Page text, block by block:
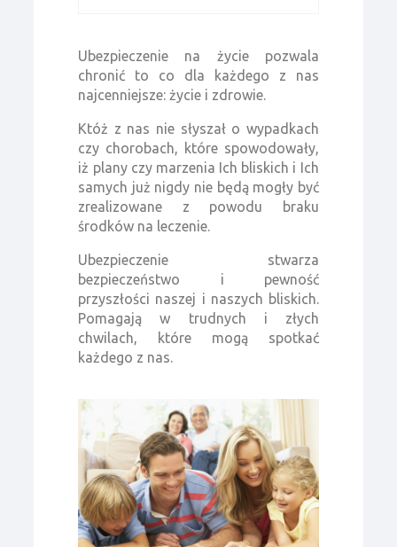
Ubezpieczenie na życie pozwala
chronić to co dla każdego z nas
najcenniejsze: życie i zdrowie.
Któż z nas nie słyszał o wypadkach
czy chorobach, które spowodowały,
iż plany czy marzenia Ich bliskich i Ich
samych już nigdy nie będą mogły być
zrealizowane z powodu braku
środków na leczenie.
Ubezpieczenie stwarza
bezpieczeństwo i pewność
przyszłości naszej i naszych bliskich.
Pomagają w trudnych i złych
chwilach, które mogą spotkać
każdego z nas.